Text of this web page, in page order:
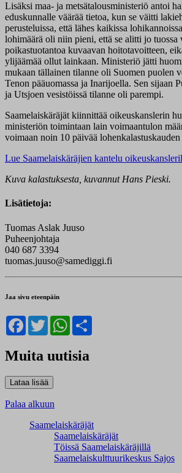
Lisäksi maa- ja metsätalousministeriö antoi
eduskunnalle väärää tietoa, kun se väitti
perusteluissa, että lähes kaikissa
lohimäärä oli niin pieni, että se alitti jo tuossa
poikastuotantoa kuvaavan hoitotavoitteen,
ylijäämää ollut lainkaan. Ministeriö jätti
mukaan tällainen tilanne oli Suomen puolen
Tenon pääuomassa ja Inarijoella. Sen sijaan
ja Utsjoen vesistöissä tilanne oli parempi.
Saamelaiskäräjät kiinnittää oikeuskanslerin
ministeriön toimintaan lain voimaantulon
voimaan noin 10 päivää
Lue Saamelaiskäräjien kantelu
Kuva kalastuksesta, kuvannut Hans Pieski.
Lisätietoja:
Tuomas Aslak Juuso
Puheenjohtaja
040 687 3394
tuomas.juuso@samediggi.fi
Jaa sivu eteenpäin
Facebook
TwitterWhatsApp
Muita uutisia
Palaa alkuun
Saamelaiskäräjät
Saamelaiskäräjät
Töissä Saamelaiskäräjillä
Saamelaiskulttuuri­keskus Sajos